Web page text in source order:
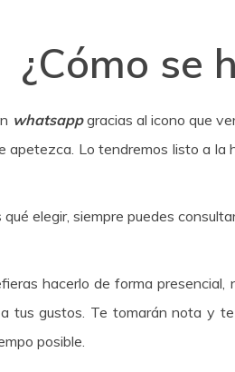
¿Cómo se
whatsappgracias al icono que
apetezca. Lo tendremos listo a
elegir, siempre puedes
hacerlo de forma
tus gustos. Te tomarán nota y
posible.